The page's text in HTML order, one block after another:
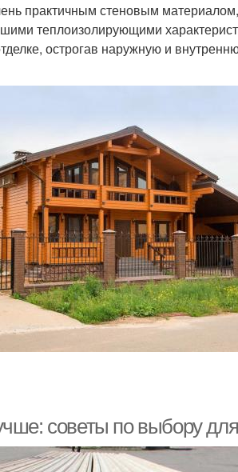
практичным стеновым
теплоизолирующими
острогав наружную и
советы по выбору